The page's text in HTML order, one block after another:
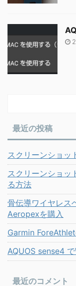
最近の投稿
スクリーンショッ
スクリーンショッ
る方法
骨伝導ワイヤレス
Aeropexを購入
Garmin
AQUOS sense4
最近のコメント